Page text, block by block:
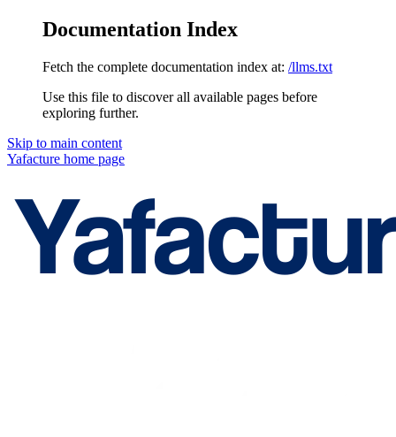
Documentation Index
Fetch the complete documentation index at: /llms.txt
Use this file to discover all available pages before
exploring further.
Skip to main content
Yafacture home page